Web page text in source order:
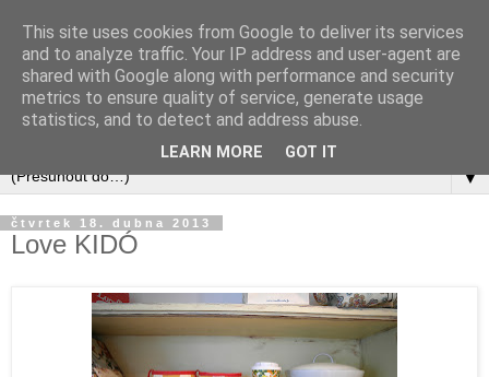
▼
čtvrtek 18. dubna 2013
Love KIDÓ
This site uses cookies from Google to deliver its services
and to analyze traffic. Your IP address and user-agent are
shared with Google along with performance and security
metrics to ensure quality of service, generate usage
statistics, and to detect and address abuse.
LEARN MORE GOT IT